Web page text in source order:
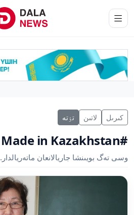
كىرىل لاتىن تٶتە
#Made in Kazakhstan
وسى تەگ بويىنشا جاريالانعان ماتەريالدار.